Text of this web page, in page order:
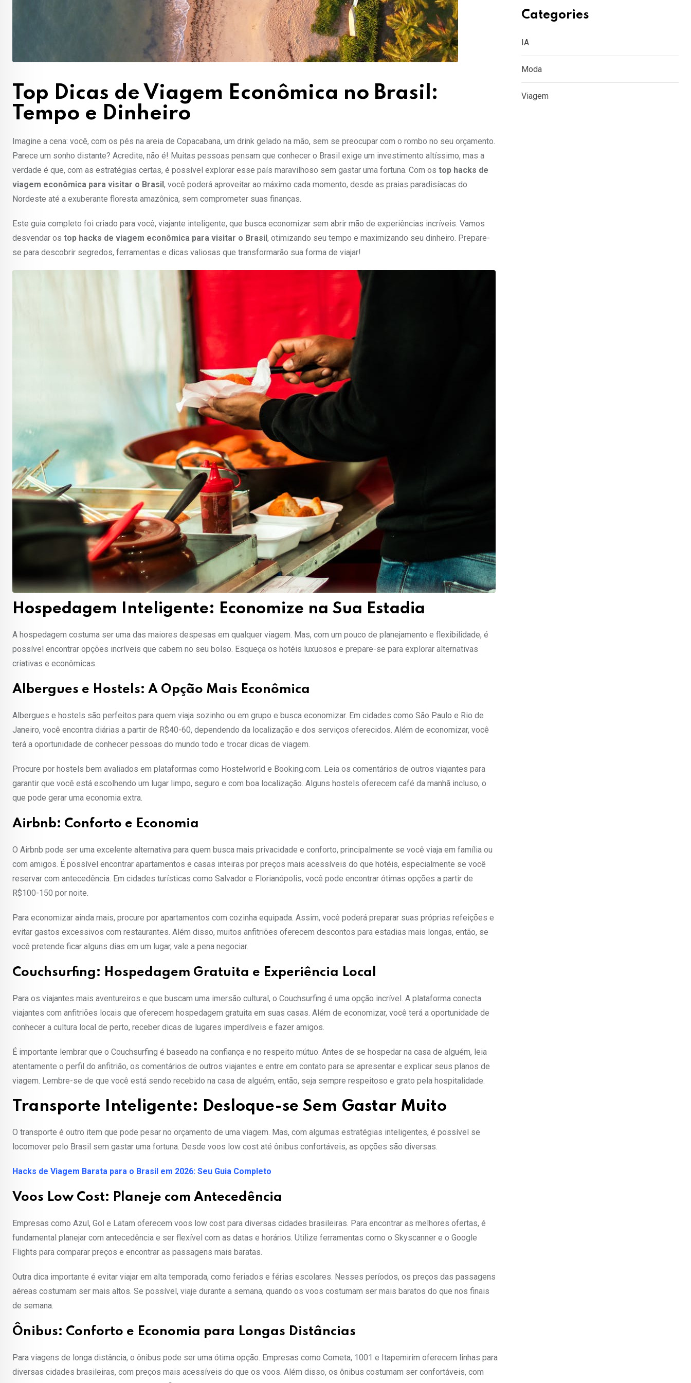
Top Dicas de Viagem Econômica no Brasil:
Tempo e Dinheiro
Imagine a cena: você, com os pés na areia de Copacabana, um drink gelado na mão, sem se preocupar com o rombo no seu orçamento.
Parece um sonho distante? Acredite, não é! Muitas pessoas pensam que conhecer o Brasil exige um investimento altíssimo, mas a
verdade é que, com as estratégias certas, é possível explorar esse país maravilhoso sem gastar uma fortuna. Com os top hacks de
viagem econômica para visitar o Brasil, você poderá aproveitar ao máximo cada momento, desde as praias paradisíacas do
Nordeste até a exuberante floresta amazônica, sem comprometer suas finanças.
Este guia completo foi criado para você, viajante inteligente, que busca economizar sem abrir mão de experiências incríveis. Vamos
desvendar os top hacks de viagem econômica para visitar o Brasil, otimizando seu tempo e maximizando seu dinheiro. Prepare-
se para descobrir segredos, ferramentas e dicas valiosas que transformarão sua forma de viajar!
Hospedagem Inteligente: Economize na Sua Estadia
A hospedagem costuma ser uma das maiores despesas em qualquer viagem. Mas, com um pouco de planejamento e flexibilidade, é
possível encontrar opções incríveis que cabem no seu bolso. Esqueça os hotéis luxuosos e prepare-se para explorar alternativas
criativas e econômicas.
Albergues e Hostels: A Opção Mais Econômica
Albergues e hostels são perfeitos para quem viaja sozinho ou em grupo e busca economizar. Em cidades como São Paulo e Rio de
Janeiro, você encontra diárias a partir de R$40-60, dependendo da localização e dos serviços oferecidos. Além de economizar, você
terá a oportunidade de conhecer pessoas do mundo todo e trocar dicas de viagem.
Procure por hostels bem avaliados em plataformas como Hostelworld e Booking.com. Leia os comentários de outros viajantes para
garantir que você está escolhendo um lugar limpo, seguro e com boa localização. Alguns hostels oferecem café da manhã incluso, o
que pode gerar uma economia extra.
Airbnb: Conforto e Economia
O Airbnb pode ser uma excelente alternativa para quem busca mais privacidade e conforto, principalmente se você viaja em família ou
com amigos. É possível encontrar apartamentos e casas inteiras por preços mais acessíveis do que hotéis, especialmente se você
reservar com antecedência. Em cidades turísticas como Salvador e Florianópolis, você pode encontrar ótimas opções a partir de
R$100-150 por noite.
Para economizar ainda mais, procure por apartamentos com cozinha equipada. Assim, você poderá preparar suas próprias refeições e
evitar gastos excessivos com restaurantes. Além disso, muitos anfitriões oferecem descontos para estadias mais longas, então, se
você pretende ficar alguns dias em um lugar, vale a pena negociar.
Couchsurfing: Hospedagem Gratuita e Experiência Local
Para os viajantes mais aventureiros e que buscam uma imersão cultural, o Couchsurfing é uma opção incrível. A plataforma conecta
viajantes com anfitriões locais que oferecem hospedagem gratuita em suas casas. Além de economizar, você terá a oportunidade de
conhecer a cultura local de perto, receber dicas de lugares imperdíveis e fazer amigos.
É importante lembrar que o Couchsurfing é baseado na confiança e no respeito mútuo. Antes de se hospedar na casa de alguém, leia
atentamente o perfil do anfitrião, os comentários de outros viajantes e entre em contato para se apresentar e explicar seus planos de
viagem. Lembre-se de que você está sendo recebido na casa de alguém, então, seja sempre respeitoso e grato pela hospitalidade.
Transporte Inteligente: Desloque-se Sem Gastar Muito
O transporte é outro item que pode pesar no orçamento de uma viagem. Mas, com algumas estratégias inteligentes, é possível se
locomover pelo Brasil sem gastar uma fortuna. Desde voos low cost até ônibus confortáveis, as opções são diversas.
Hacks de Viagem Barata para o Brasil em 2026: Seu Guia Completo
Voos Low Cost: Planeje com Antecedência
Empresas como Azul, Gol e Latam oferecem voos low cost para diversas cidades brasileiras. Para encontrar as melhores ofertas, é
fundamental planejar com antecedência e ser flexível com as datas e horários. Utilize ferramentas como o Skyscanner e o Google
Flights para comparar preços e encontrar as passagens mais baratas.
Outra dica importante é evitar viajar em alta temporada, como feriados e férias escolares. Nesses períodos, os preços das passagens
aéreas costumam ser mais altos. Se possível, viaje durante a semana, quando os voos costumam ser mais baratos do que nos finais
de semana.
Ônibus: Conforto e Economia para Longas Distâncias
Para viagens de longa distância, o ônibus pode ser uma ótima opção. Empresas como Cometa, 1001 e Itapemirim oferecem linhas para
diversas cidades brasileiras, com preços mais acessíveis do que os voos. Além disso, os ônibus costumam ser confortáveis, com
Categories
IA
Moda
Viagem